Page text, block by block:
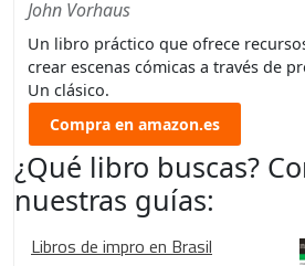
John Vorhaus
Un libro práctico que ofrece
crear escenas cómicas a través de
Un clásico.
Compra en amazon.es
¿Qué libro buscas?
nuestras guías:
Libros de impro en Brasil